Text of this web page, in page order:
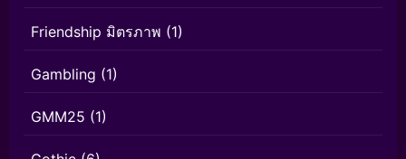
Friendship มิตรภาพ (1)
Gambling (1)
GMM25 (1)